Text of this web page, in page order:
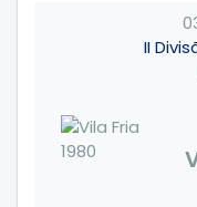
II